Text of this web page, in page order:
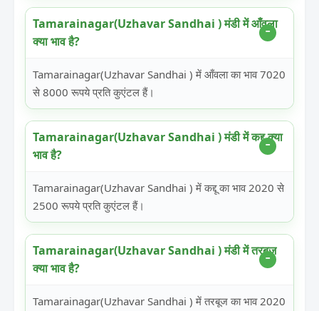
Tamarainagar(Uzhavar Sandhai ) मंडी में आँवला
क्या भाव है?
Tamarainagar(Uzhavar Sandhai ) में आँवला का भाव 7020
से 8000 रूपये प्रति कुएंटल हैं।
Tamarainagar(Uzhavar Sandhai ) मंडी में कद्दू क्या
भाव है?
Tamarainagar(Uzhavar Sandhai ) में कद्दू का भाव 2020 से
2500 रूपये प्रति कुएंटल हैं।
Tamarainagar(Uzhavar Sandhai ) मंडी में तरबूज
क्या भाव है?
Tamarainagar(Uzhavar Sandhai ) में तरबूज का भाव 2020